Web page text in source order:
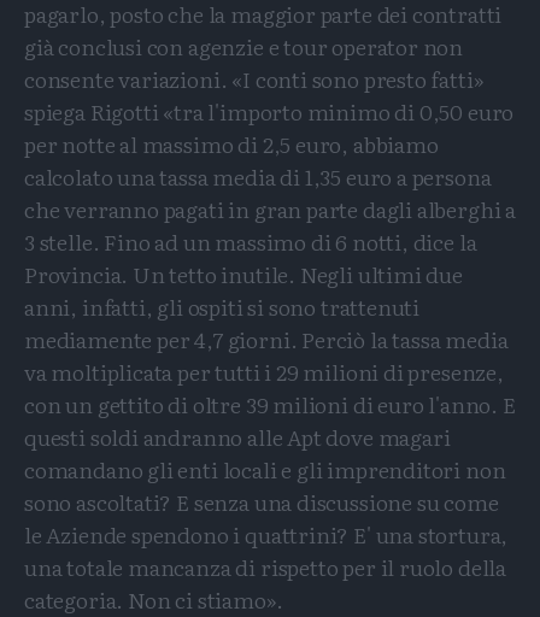
pagarlo, posto che la maggior parte dei contratti
già conclusi con agenzie e tour operator non
consente variazioni. «I conti sono presto fatti»
spiega Rigotti «tra l'importo minimo di 0,50 euro
per notte al massimo di 2,5 euro, abbiamo
calcolato una tassa media di 1,35 euro a persona
che verranno pagati in gran parte dagli alberghi a
3 stelle. Fino ad un massimo di 6 notti, dice la
Provincia. Un tetto inutile. Negli ultimi due
anni, infatti, gli ospiti si sono trattenuti
mediamente per 4,7 giorni. Perciò la tassa media
va moltiplicata per tutti i 29 milioni di presenze,
con un gettito di oltre 39 milioni di euro l'anno. E
questi soldi andranno alle Apt dove magari
comandano gli enti locali e gli imprenditori non
sono ascoltati? E senza una discussione su come
le Aziende spendono i quattrini? E' una stortura,
una totale mancanza di rispetto per il ruolo della
categoria. Non ci stiamo».